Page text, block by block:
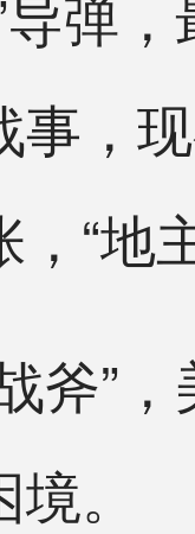
导弹
事，
，“地
”，
。